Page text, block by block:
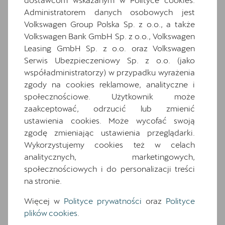
ekran dotykowy
Osłony przeciwsłoneczne kierowcy i
pasażera z zamykanymi i podświetlanymi
lusterkami
Oświetlenie powitalne LED w lusterkach
bocznych
Relingi dachowe w kolorze lśniącej czerni
Schowek z funkcją bezprzewodowego
ładowania telefonu
Speed limiter
System Front Cross traffic assist
Wnętrze CUPRA z elementami
dekoracyjnymi deski rozdzielczej w kolorze
ciemnego aluminium i miedzi
miejscach tylnej kanapy oraz zaczep
Isofix/i-Size na fotelu pasazera
Administratorem danych osobowych jest
Volkswagen Group Polska Sp. z o.o., a także
Volkswagen Bank GmbH Sp. z o.o., Volkswagen
Leasing GmbH Sp. z o.o. oraz Volkswagen
Serwis Ubezpieczeniowy Sp. z o.o. (jako
współadministratorzy) w przypadku wyrażenia
zgody na cookies reklamowe, analityczne i
społecznościowe. Użytkownik może
zaakceptować, odrzucić lub zmienić
ustawienia cookies. Może wycofać swoją
zgodę zmieniając ustawienia przeglądarki.
Wykorzystujemy cookies też w celach
analitycznych, marketingowych,
społecznościowych i do personalizacji treści
na stronie.
Więcej w Polityce prywatności oraz Polityce
plików cookies